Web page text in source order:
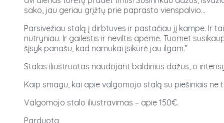
sako, jau geriau grįžtų prie paprasto vienspalvio…
Parsivežiau stalą į dirbtuves ir pastačiau jį kampe. Ir
nutryniau. Ir gailestis ir neviltis apėmė. Tuomet
šįsyk panašu, kad namukai įsikūrė jau ilgam.”
Stalas iliustruotas naudojant baldinius dažus, o
Kaip smagu, kai apie valgomojo stalą su piešiniais ne
Valgomojo stalo iliustravimas – apie 150€.
Parduota